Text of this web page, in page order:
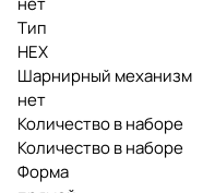
Тип
HEX
Шарнирный механизм
нет
Количество в наборе
Количество в наборе
Форма